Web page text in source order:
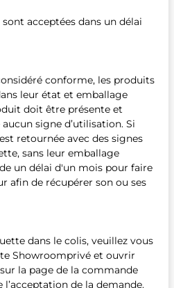
acceptées dans un délai
conforme, les produits
leur état et emballage
doit être présente et
signe d’utilisation. Si
retournée avec des signes
sans leur emballage
un délai d'un mois pour faire
afin de récupérer son ou ses
dans le colis, veuillez vous
Showroomprivé et ouvrir
la page de la commande
de la demande.